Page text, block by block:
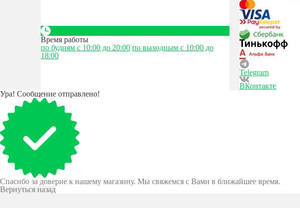
Время работы
по будням с 10:00 до 20:00 по выходным с 10:00 до
18:00
Telegram
ВКонтакте
Ура! Сообщение отправлено!
Спасибо за доверие к нашему магазину. Мы свяжемся с Вами в ближайшее время.
Вернуться назад